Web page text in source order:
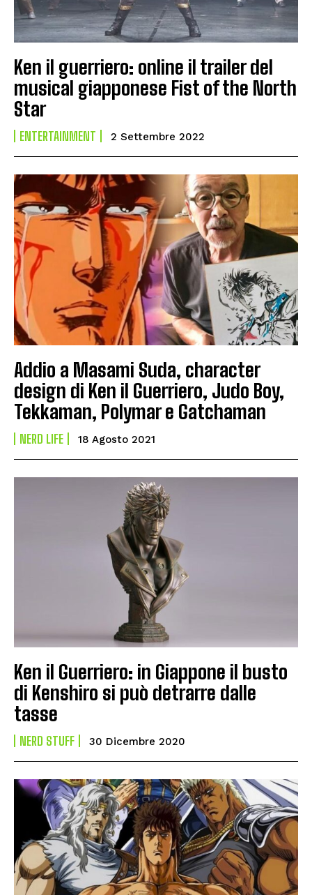
Ken il guerriero: online il trailer del
musical giapponese Fist of the North
Star
ENTERTAINMENT 2 Settembre 2022
Addio a Masami Suda, character
design di Ken il Guerriero, Judo Boy,
Tekkaman, Polymar e Gatchaman
NERD LIFE 18 Agosto 2021
Ken il Guerriero: in Giappone il busto
di Kenshiro si può detrarre dalle
tasse
NERD STUFF 30 Dicembre 2020